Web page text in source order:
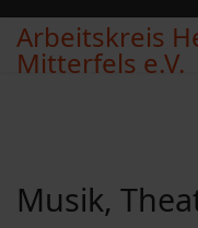
Arbeitskreis
Mitterfels e.V.
Musik,